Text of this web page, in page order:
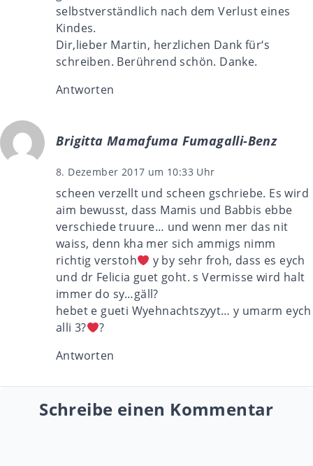
selbstverständlich nach dem Verlust eines
Kindes.
Dir,lieber Martin, herzlichen Dank für‘s
schreiben. Berührend schön. Danke.
Antworten
Brigitta Mamafuma Fumagalli-Benz
8. Dezember 2017 um 10:33 Uhr
scheen verzellt und scheen gschriebe. Es wird
aim bewusst, dass Mamis und Babbis ebbe
verschiede truure… und wenn mer das nit
waiss, denn kha mer sich ammigs nimm
richtig verstoh
y by sehr froh, dass es eych
und dr Felicia guet goht. s Vermisse wird halt
immer do sy…gäll?
hebet e gueti Wyehnachtszyyt… y umarm eych
alli 3?
?
Antworten
Schreibe einen Kommentar